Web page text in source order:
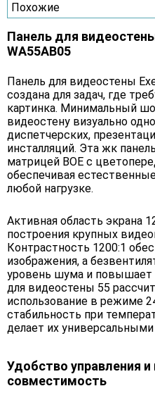
Похожие
Панель для видеостены
WA55AB05
Панель для видеостены
создана для задач, где
картинка. Минимальный
видеостену визуально
диспетчерских,
инсталляций. Эта жк
матрицей BOE с
обеспечивая
любой нагрузке.
Активная область экрана
построения крупных
Контрастность 1200:1
изображения, а
уровень шума и повышает
для видеостены 55
использование в режиме
стабильность при
делает их
Удобство управления
совместимость